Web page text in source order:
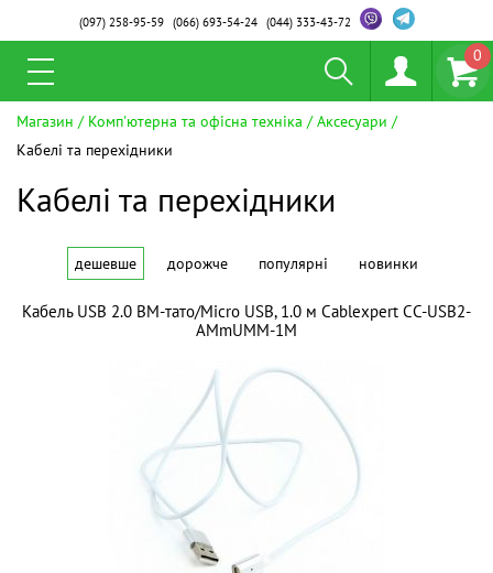
(097)258-95-59 (066)693-54-24 (044)333-43-72
0
Магазин Комп'ютерна та офісна техніка
Аксесуари
Кабелі та перехідники
Кабелі та перехідники
дешевше дорожче популярні новинки
Кабель USB 2.0 BM-тато/Micro USB, 1.0 м Cablexpert CC-USB2-
AMmUMM-1M